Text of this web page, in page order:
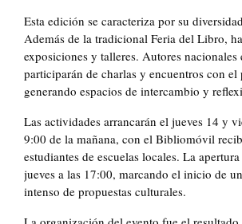
Esta edición se caracteriza por su
Además de la tradicional Feria del Libro,
exposiciones y talleres. Autores nacionales
participarán de charlas y encuentros con el
generando espacios de intercambio y
Las actividades arrancarán el jueves 14 y
9:00 de la mañana, con el Bibliomóvil
estudiantes de escuelas locales. La
jueves a las 17:00, marcando el inicio de
intenso de propuestas culturales.